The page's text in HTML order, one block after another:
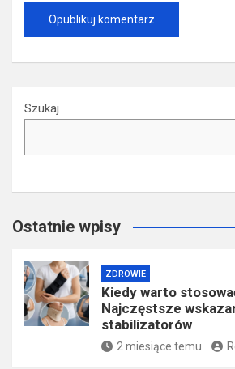
Szukaj
Ostatnie wpisy
ZDROWIE
Kiedy warto
Najczęstsze
stabilizatorów
2 miesiące temu